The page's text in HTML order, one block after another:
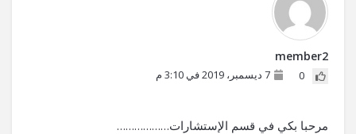
member2
0 7 ديسمبر، 2019 في 3:10 م
مرحبا بكي في قسم الإستشارات………………